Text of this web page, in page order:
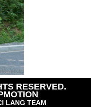
RESERVED.
LANG TEAM